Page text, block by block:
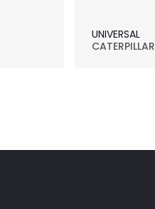
UNIVERSAL
CATERPILLAR